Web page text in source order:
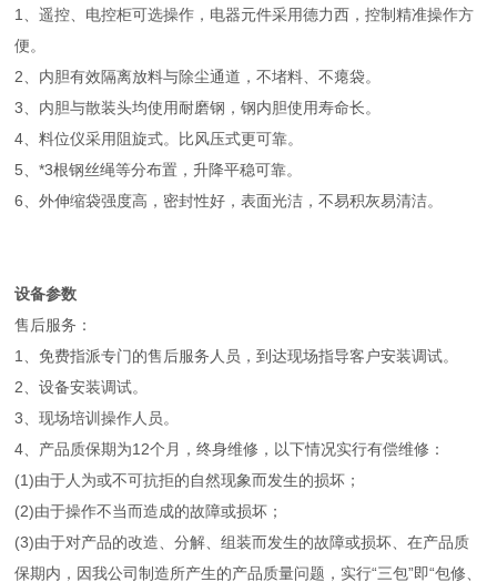
1、遥控、电控柜可选操作，电器元件采用德力西，控制精准操作方
便。
2、内胆有效隔离放料与除尘通道，不堵料、不瘪袋。
3、内胆与散装头均使用耐磨钢，钢内胆使用寿命长。
4、料位仪采用阻旋式。比风压式更可靠。
5、*3根钢丝绳等分布置，升降平稳可靠。
6、外伸缩袋强度高，密封性好，表面光洁，不易积灰易清洁。
设备参数
售后服务：
1、免费指派专门的售后服务人员，到达现场指导客户安装调试。
2、设备安装调试。
3、现场培训操作人员。
4、产品质保期为12个月，终身维修，以下情况实行有偿维修：
(1)由于人为或不可抗拒的自然现象而发生的损坏；
(2)由于操作不当而造成的故障或损坏；
(3)由于对产品的改造、分解、组装而发生的故障或损坏、在产品质
保期内，因我公司制造所产生的产品质量问题，实行“三包”即“包修、